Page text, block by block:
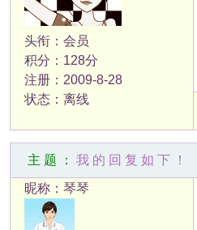
头衔：会员
积分：128分
注册：2009-8-28
状态：离线
主题： 我的回复如下！
昵称：琴琴